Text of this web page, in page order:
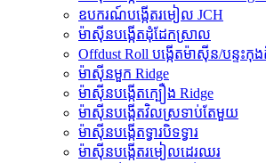
ឧបករណ៍បង្កើតរមៀល JCH
ម៉ាស៊ីនបង្កើតដុំដែកស្រាល
Offdust Roll បង្កើតម៉ាស៊ីន/បន្ទះកុង
ម៉ាស៊ីនមួក Ridge
ម៉ាស៊ីនបង្កើតក្បឿង Ridge
ម៉ាស៊ីនបង្កើតវិលស្រទាប់តែមួយ
ម៉ាស៊ីនបង្កើតទ្វារបិទទ្វារ
ម៉ាស៊ីនបង្កើតរមៀលដេរឈរ